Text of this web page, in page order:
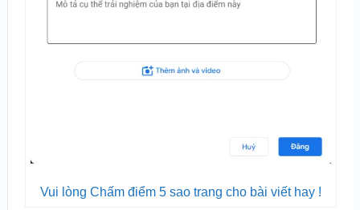
Vui lòng Chấm điểm 5 sao trang cho bài viết hay !